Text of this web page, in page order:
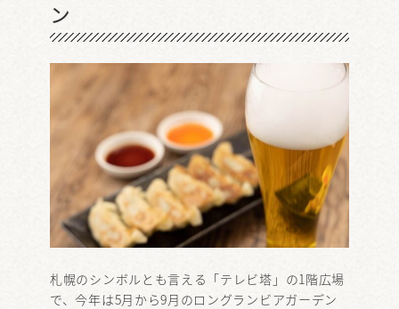
ン
札幌のシンボルとも言える「テレビ塔」の1階広場
で、今年は5月から9月のロングランビアガーデン